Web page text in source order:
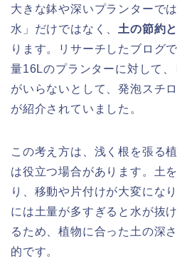
大きな鉢や深いプランターで
水」だけではなく、 土の節約
ります。リサーチしたブログ
量16Lのプランターに対して
がいらないとして、発泡スチ
が紹介されていました。
この考え方は、浅く根を張る
は役立つ場合があります。土
り、移動や片付けが大変にな
には土量が多すぎると水が抜
るため、植物に合った土の深
的です。